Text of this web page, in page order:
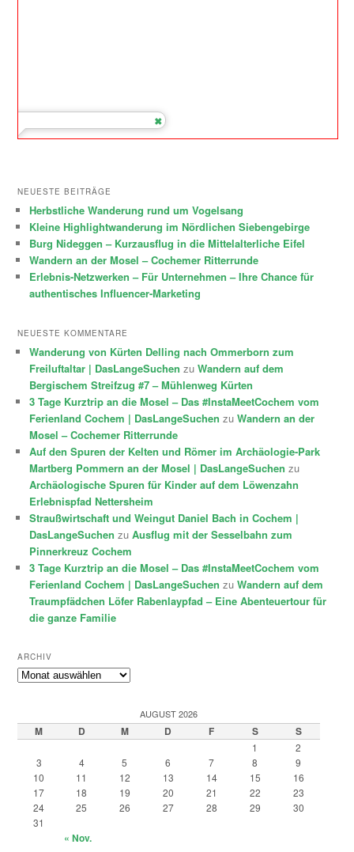
NEUESTE BEITRÄGE
Herbstliche Wanderung rund um Vogelsang
Kleine Highlightwanderung im Nördlichen Siebengebirge
Burg Nideggen – Kurzausflug in die Mittelalterliche Eifel
Wandern an der Mosel – Cochemer Ritterrunde
Erlebnis-Netzwerken – Für Unternehmen – Ihre Chance für
authentisches Influencer-Marketing
NEUESTE KOMMENTARE
Wanderung von Kürten Delling nach Ommerborn zum
Freiluftaltar | DasLangeSuchen zuWandern auf dem
Bergischem Streifzug #7 – Mühlenweg Kürten
3 Tage Kurztrip an die Mosel – Das #InstaMeetCochem vom
Ferienland Cochem | DasLangeSuchen zuWandern an der
Mosel – Cochemer Ritterrunde
Auf den Spuren der Kelten und Römer im Archäologie-Park
Martberg Pommern an der Mosel | DasLangeSuchen zu
Archäologische Spuren für Kinder auf dem Löwenzahn
Erlebnispfad Nettersheim
Straußwirtschaft und Weingut Daniel Bach in Cochem |
DasLangeSuchen zuAusflug mit der Sesselbahn zum
Pinnerkreuz Cochem
3 Tage Kurztrip an die Mosel – Das #InstaMeetCochem vom
Ferienland Cochem | DasLangeSuchen zuWandern auf dem
Traumpfädchen Löfer Rabenlaypfad – Eine Abenteuertour für
die ganze Familie
ARCHIV
Archiv
AUGUST 2026
M D M D F S S
1
2
3
4 5 6 7 8
9
10
11 12 13 14 15
16
17
18 19 20 21 22
23
24
25 26 27 28 29
30
31
« Nov.